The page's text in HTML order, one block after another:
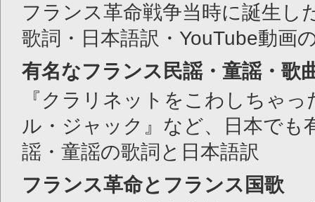
フランス革命戦争当時に誕生し
歌詞・日本語訳・YouTube動画
有名なフランス民謡・童謡・歌
『クラリネットをこわしちゃ
ル・ジャック』など、日本でも
謡・童謡の歌詞と日本語訳
フランス革命とフランス国歌